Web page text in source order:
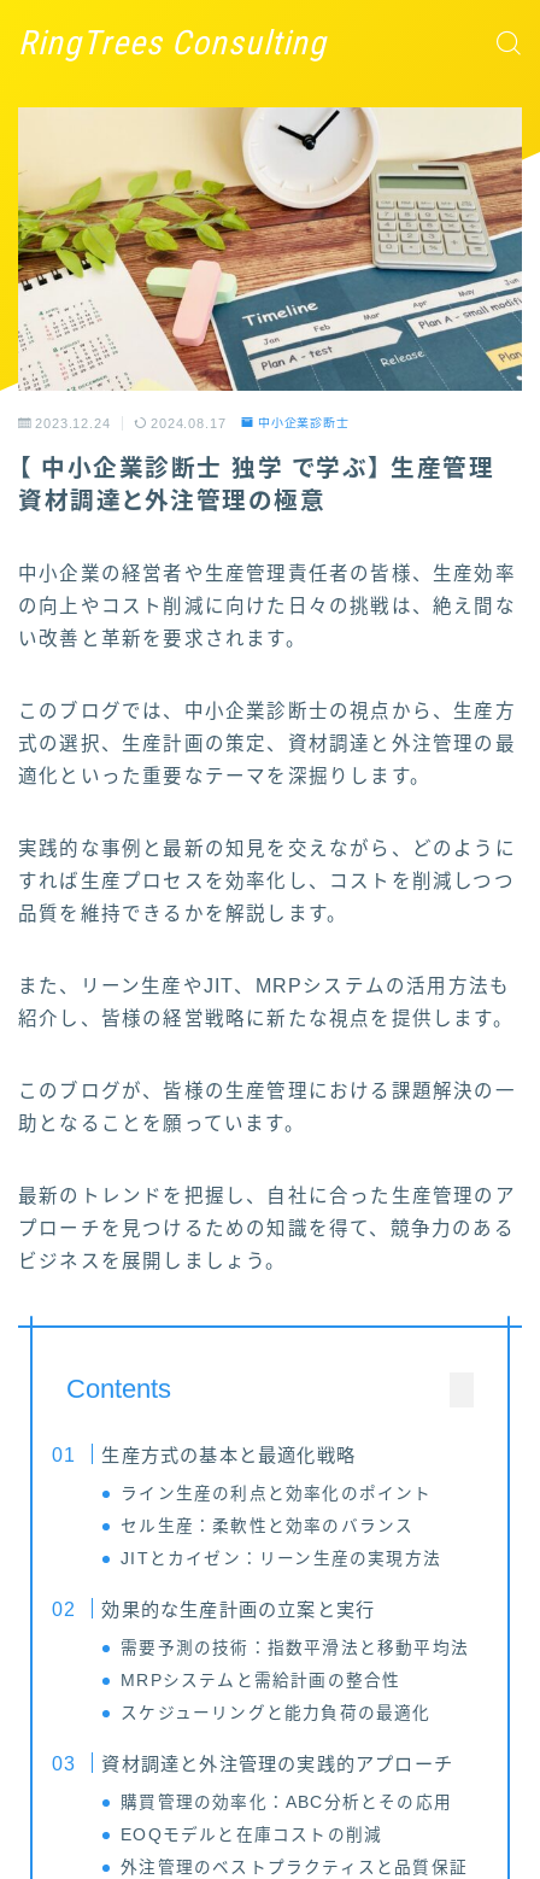
RingTrees Consulting
2023.12.24 2024.08.17 中小企業診断士
【 中小企業診断士 独学 で学ぶ】 生産管理
資材調達と外注管理の極意
中小企業の経営者や生産管理責任者の皆様、生産効率
の向上やコスト削減に向けた日々の挑戦は、絶え間な
い改善と革新を要求されます。
このブログでは、中小企業診断士の視点から、生産方
式の選択、生産計画の策定、資材調達と外注管理の最
適化といった重要なテーマを深掘りします。
実践的な事例と最新の知見を交えながら、どのように
すれば生産プロセスを効率化し、コストを削減しつつ
品質を維持できるかを解説します。
また、リーン生産やJIT、MRPシステムの活用方法も
紹介し、皆様の経営戦略に新たな視点を提供します。
このブログが、皆様の生産管理における課題解決の一
助となることを願っています。
最新のトレンドを把握し、自社に合った生産管理のア
プローチを見つけるための知識を得て、競争力のある
ビジネスを展開しましょう。
Contents
生産方式の基本と最適化戦略
ライン生産の利点と効率化のポイント
セル生産：柔軟性と効率のバランス
JITとカイゼン：リーン生産の実現方法
効果的な生産計画の立案と実行
需要予測の技術：指数平滑法と移動平均法
MRPシステムと需給計画の整合性
スケジューリングと能力負荷の最適化
資材調達と外注管理の実践的アプローチ
購買管理の効率化：ABC分析とその応用
EOQモデルと在庫コストの削減
外注管理のベストプラクティスと品質保証